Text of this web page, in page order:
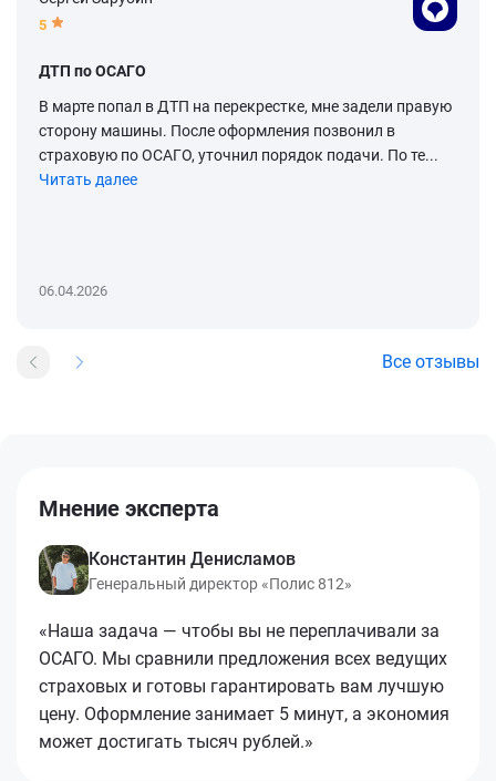
5
ДТП по ОСАГО
В марте попал в ДТП на перекрестке, мне задели правую
сторону машины. После оформления позвонил в
страховую по ОСАГО, уточнил порядок подачи. По те...
Читать далее
06.04.2026
Все отзывы
Мнение эксперта
Константин Денисламов
Генеральный директор «Полис 812»
«Наша задача — чтобы вы не переплачивали за
ОСАГО. Мы сравнили предложения всех ведущих
страховых и готовы гарантировать вам лучшую
цену. Оформление занимает 5 минут, а экономия
может достигать тысяч рублей.»